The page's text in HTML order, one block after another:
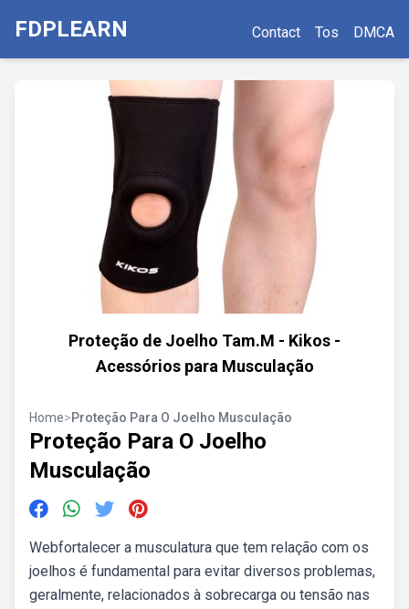
FDPLEARN Contact Tos DMCA
Proteção de Joelho Tam.M - Kikos -
Acessórios para Musculação
Home>Proteção Para O Joelho Musculação
Proteção Para O Joelho
Musculação
Webfortalecer a musculatura que tem relação com os
joelhos é fundamental para evitar diversos problemas,
geralmente, relacionados à sobrecarga ou tensão nas